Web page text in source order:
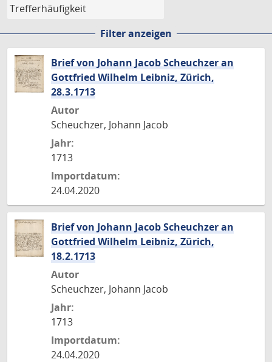
Filter anzeigen
Brief von Johann Jacob Scheuchzer an
Gottfried Wilhelm Leibniz, Zürich,
28.3.1713
Autor
Scheuchzer, Johann Jacob
Jahr:
1713
Importdatum:
24.04.2020
Brief von Johann Jacob Scheuchzer an
Gottfried Wilhelm Leibniz, Zürich,
18.2.1713
Autor
Scheuchzer, Johann Jacob
Jahr:
1713
Importdatum:
24.04.2020